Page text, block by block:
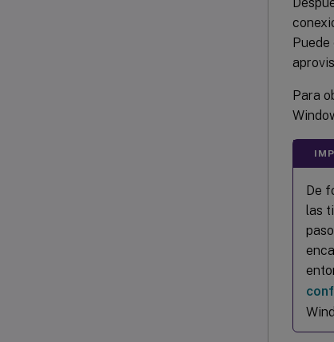
Para
De
las